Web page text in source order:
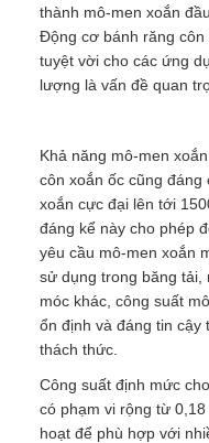
thành mô-men xoắn
Động cơ bánh răng
tuyệt vời cho các ứng
lượng là vấn đề quan
Khả năng mô-men
côn xoắn ốc cũng
xoắn cực đại lên tới
đáng kể này cho phép
yêu cầu mô-men xoắn
sử dụng trong băng tải,
móc khác, công suất
ổn định và đáng tin cậy
thách thức.
Công suất định mức
có phạm vi rộng từ
hoạt để phù hợp với